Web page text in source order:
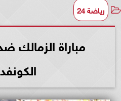
رياضة 24
مباراة الزمالك